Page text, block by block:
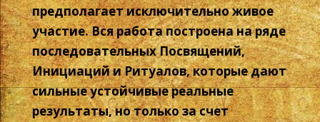
предполагает исключительно живое
участие. Вся работа построена на ряде
последовательных Посвящений,
Инициаций и Ритуалов, которые дают
сильные устойчивые реальные
результаты, но только за счет